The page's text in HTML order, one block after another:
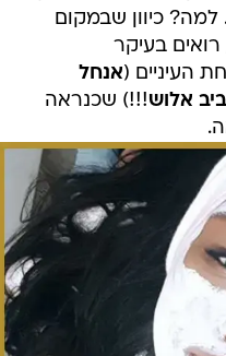
כיוון שבמקום
רואים בעיקר
העיניים (אנחל
אלוש!!!) שכנראה